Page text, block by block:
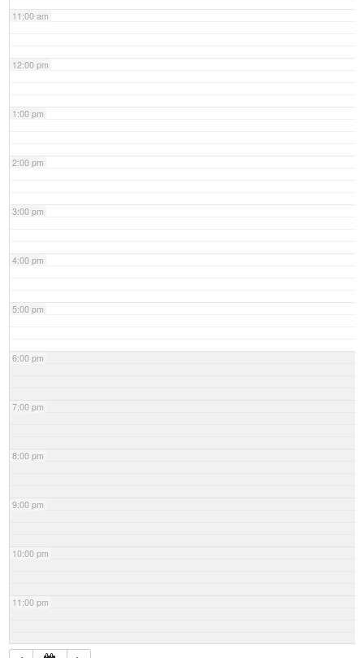
11:00 am
12:00 pm
1:00 pm
2:00 pm
3:00 pm
4:00 pm
5:00 pm
6:00 pm
7:00 pm
8:00 pm
9:00 pm
10:00 pm
11:00 pm